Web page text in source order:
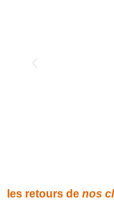
les retours de nos